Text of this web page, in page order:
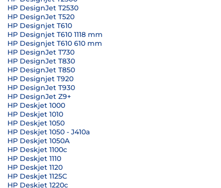
HP DesignJet T2530
HP DesignJet T520
HP Designjet T610
HP Designjet T610 1118 mm
HP Designjet T610 610 mm
HP DesignJet T730
HP DesignJet T830
HP DesignJet T850
HP Designjet T920
HP DesignJet T930
HP DesignJet Z9+
HP Deskjet 1000
HP Deskjet 1010
HP Deskjet 1050
HP Deskjet 1050 - J410a
HP Deskjet 1050A
HP Deskjet 1100c
HP Deskjet 1110
HP Deskjet 1120
HP Deskjet 1125C
HP Deskjet 1220c